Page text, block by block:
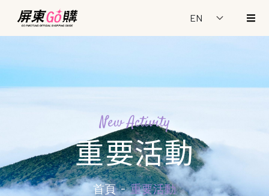
New Activity
重要活動
首頁 重要活動